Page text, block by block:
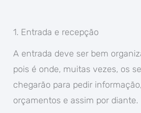
1. Entrada e recepção
A entrada deve ser bem
pois é onde, muitas vezes, os
chegarão para pedir
orçamentos e assim por diante.